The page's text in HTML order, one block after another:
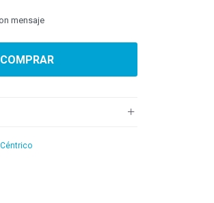
mensaje
COMPRAR